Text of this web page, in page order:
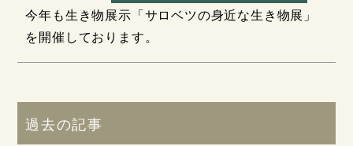
今年も生き物展示「サロベツの身近な生き物展」
を開催しております。
過去の記事